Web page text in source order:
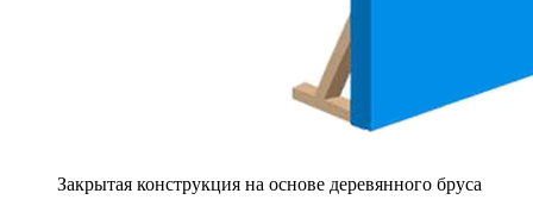
Закрытая конструкция на основе деревянного бруса